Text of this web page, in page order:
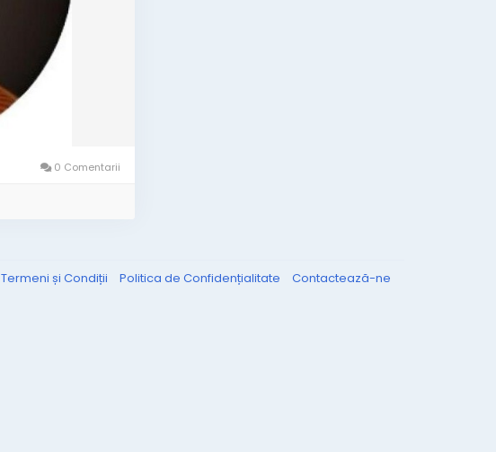
0 Comentarii
Termeni și Condiții Politica de Confidențialitate Contactează-ne